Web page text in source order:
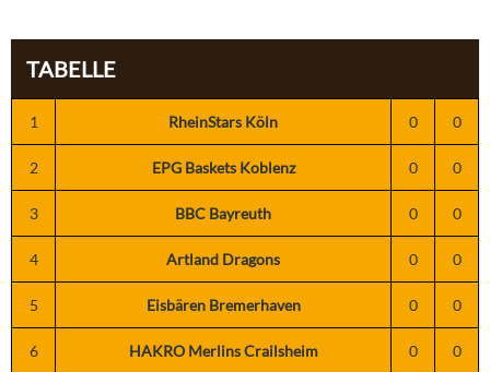
TABELLE
1 RheinStars Köln 0 0
2 EPG Baskets Koblenz 0 0
3 BBC Bayreuth 0 0
4 Artland Dragons 0 0
5 Eisbären Bremerhaven 0 0
6 HAKRO Merlins Crailsheim 0 0